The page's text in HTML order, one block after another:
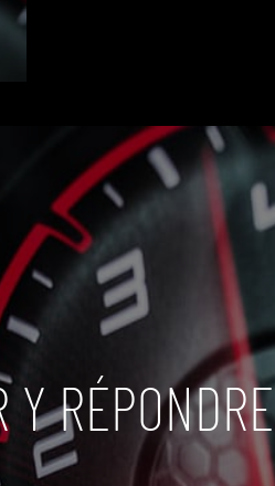
Y RÉPONDRE